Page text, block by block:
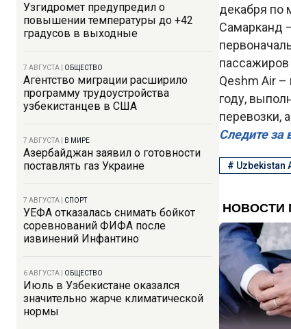
Узгидромет предупредил о
повышении температуры до +42
градусов в выходные
7 АВГУСТА ОБЩЕСТВО
Агентство миграции расширило
программу трудоустройства
узбекистанцев в США
7 АВГУСТА В МИРЕ
Азербайджан заявил о готовности
поставлять газ Украине
7 АВГУСТА СПОРТ
УЕФА отказалась снимать бойкот
соревнований ФИФА после
извинений Инфантино
6 АВГУСТА ОБЩЕСТВО
Июль в Узбекистане оказался
значительно жарче климатической
нормы
декабря по
Самарканд
пассажиров
Qeshm Air –
году,
перевозки,
Следите
# Uzbekistan